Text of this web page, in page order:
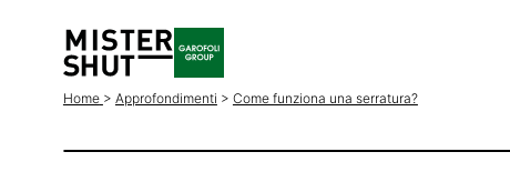
Home > Approfondimenti > Come funziona una serratura?